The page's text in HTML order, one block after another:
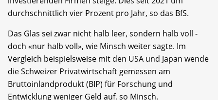
durchschnittlich vier Prozent pro Jahr, so das BfS.
Das Glas sei zwar nicht halb leer, sondern halb voll -
doch «nur halb voll», wie Minsch weiter sagte. Im
Vergleich beispielsweise mit den USA und Japan wende
die Schweizer Privatwirtschaft gemessen am
Bruttoinlandprodukt (BIP) für Forschung und
Entwicklung weniger Geld auf, so Minsch.